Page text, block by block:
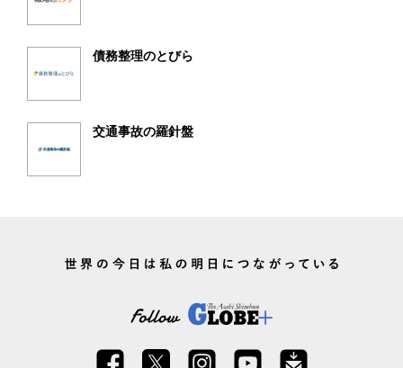
債務整理のとびら
交通事故の羅針盤